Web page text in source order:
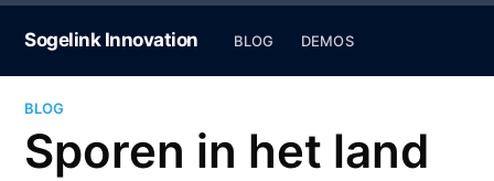
Sogelink Innovation BLOG DEMOS
BLOG
Sporen in het land